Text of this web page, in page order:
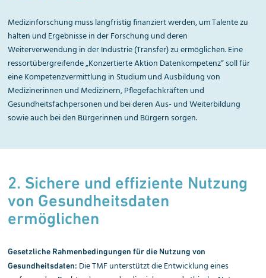
Medizinforschung muss langfristig finanziert werden, um Talente zu
halten und Ergebnisse in der Forschung und deren
Weiterverwendung in der Industrie (Transfer) zu ermöglichen. Eine
ressortübergreifende „Konzertierte Aktion Datenkompetenz“ soll für
eine Kompetenzvermittlung in Studium und Ausbildung von
Medizinerinnen und Medizinern, Pflegefachkräften und
Gesundheitsfachpersonen und bei deren Aus- und Weiterbildung
sowie auch bei den Bürgerinnen und Bürgern sorgen.
2. Sichere und effiziente Nutzung
von Gesund­heits­daten
ermöglichen
Gesetzliche Rahmenbedingungen für die Nutzung von
Gesundheitsdaten: Die TMF unterstützt die Entwicklung eines